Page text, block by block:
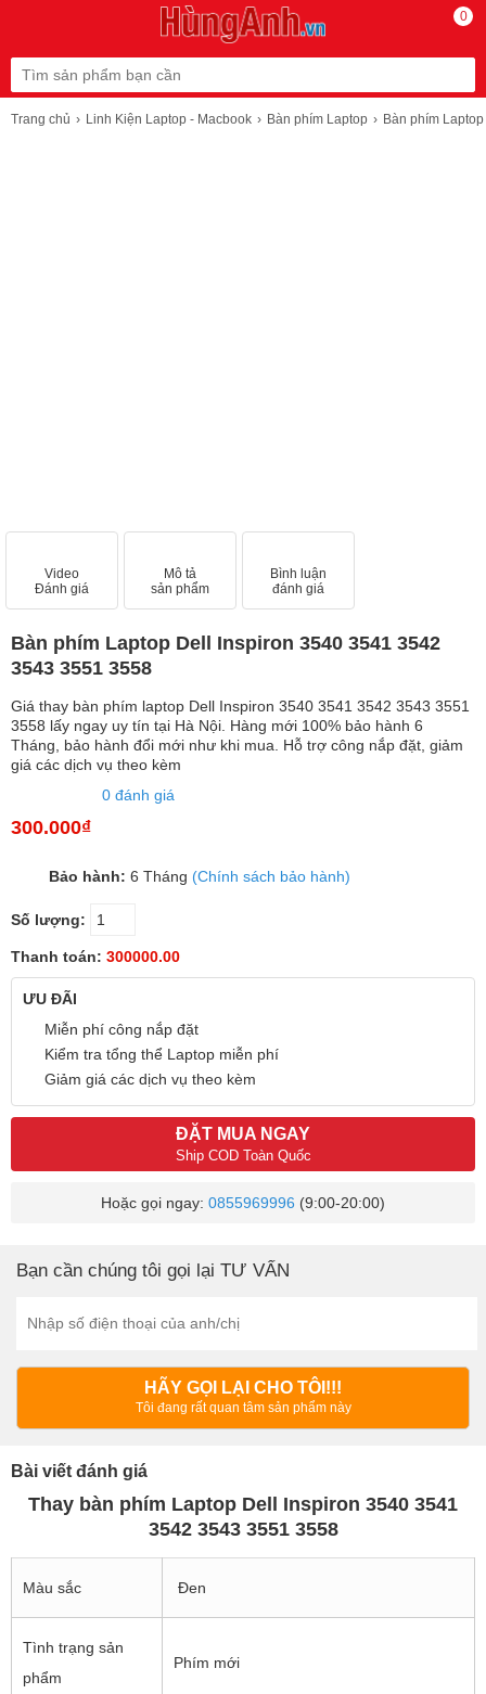
0
Trang chủ Linh Kiện Laptop - Macbook Bàn phím Laptop Bàn phím
Video
Đánh giá
Mô tả
sản phẩm
Bình luận
đánh giá
Bàn phím Laptop Dell Inspiron 3540 3541 3542
3543 3551 3558
Giá thay bàn phím laptop Dell Inspiron 3540 3541 3542 3543 3551
3558 lấy ngay uy tín tại Hà Nội. Hàng mới 100% bảo hành 6
Tháng, bảo hành đổi mới như khi mua. Hỗ trợ công nắp đặt, giảm
giá các dịch vụ theo kèm
0 đánh giá
300.000₫
Bảo hành: 6 Tháng (Chính sách bảo hành)
Số lượng:
Thanh toán: 300000.00
ƯU ĐÃI
Miễn phí công nắp đặt
Kiểm tra tổng thể Laptop miễn phí
Giảm giá các dịch vụ theo kèm
ĐẶT MUA NGAY
Ship COD Toàn Quốc
Hoặc gọi ngay: 0855969996 (9:00-20:00)
Bạn cần chúng tôi gọi lại TƯ VẤN
HÃY GỌI LẠI CHO TÔI!!!
Tôi đang rất quan tâm sản phẩm này
Bài viết đánh giá
Thay bàn phím Laptop Dell Inspiron 3540 3541
3542 3543 3551 3558
Màu sắc Đen
Tình trạng sản
phẩm
Phím mới